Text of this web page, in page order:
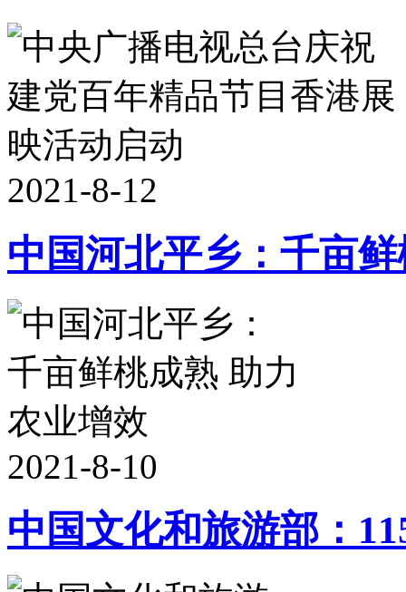
2021-8-12
中国河北平乡：千亩
2021-8-10
中国文化和旅游部：